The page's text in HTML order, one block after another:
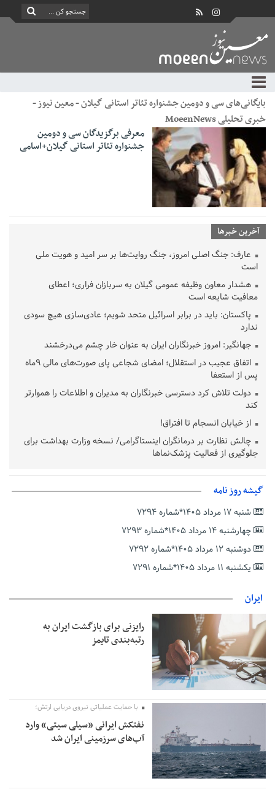
بایگانی‌های سی و دومین جشنواره تئاتر استانی گیلان - معین نیوز -
خبری تحلیلی MoeenNews
معرفی برگزیدگان سی و دومین
جشنواره تئاتر استانی گیلان+اسامی
آخرین خبرها
عارف: جنگ اصلی امروز، جنگ روایت‌ها بر سر امید و هویت ملی
است
هشدار معاون وظیفه عمومی گیلان به سربازان فراری؛ اعطای
معافیت شایعه است
پاکستان: باید در برابر اسرائیل متحد شویم؛ عادی‌سازی هیچ سودی
ندارد
جهانگیر: امروز خبرنگاران ایران به عنوان خار چشم می‌درخشند
اتفاق عجیب در استقلال؛ امضای شجاعی پای صورت‌های مالی ٩ماه
پس از استعفا
دولت تلاش کرد دسترسی خبرنگاران به مدیران و اطلاعات را هموارتر
کند
از خیابان انسجام تا افتراق!
چالش نظارت بر درمانگران اینستاگرامی/ نسخه وزارت بهداشت برای
جلوگیری از فعالیت پزشک‌نماها
پشتیبانی از زنجیره ارزش بادام زمینی در اولویت سیاست‌های
بخش دوم گفت‌وگوی پزشکیان با مردم امشب پخش می‌شود
جزئیات فعال‌سازی «کیف پول ایران» اعلام شد
حمایت از مرزنشینان نباید به زیان تولید باشد/مواد اولیه با کولبری
وارد شود
امیر اکرمی‌نیا: ارتش کاملاً آماده است
گیشه روز نامه
شنبه ۱۷ مرداد ۱۴۰۵*شماره ۷۲۹۴
چهارشنبه ۱۴ مرداد ۱۴۰۵*شماره ۷۲۹۳
دوشنبه ۱۲ مرداد ۱۴۰۵*شماره ۷۲۹۲
یکشنبه ۱۱ مرداد ۱۴۰۵*شماره ۷۲۹۱
ایران
رایزنی برای بازگشت ایران به
رتبه‌بندی تایمز
با حمایت عملیاتی نیروی دریایی ارتش؛
نفتکش ایرانی «سیلی سیتی» وارد
آب‌های سرزمینی ایران شد